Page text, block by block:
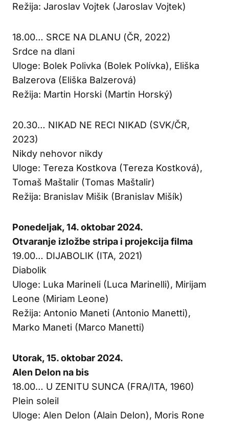
Režija: Jaroslav Vojtek (Jaroslav Vojtek)
18.00… SRCE NA DLANU (ČR, 2022)
Srdce na dlani
Uloge: Bolek Polivka (Bolek Polívka), Eliška
Balzerova (Eliška Balzerová)
Režija: Martin Horski (Martin Horský)
20.30… NIKAD NE RECI NIKAD (SVK/ČR,
2023)
Nikdy nehovor nikdy
Uloge: Tereza Kostkova (Tereza Kostková),
Tomaš Maštalir (Tomas Maštalir)
Režija: Branislav Mišik (Branislav Mišík)
Ponedeljak, 14. oktobar 2024.
Otvaranje izložbe stripa i projekcija filma
19.00… DIJABOLIK (ITA, 2021)
Diabolik
Uloge: Luka Marineli (Luca Marinelli), Mirijam
Leone (Miriam Leone)
Režija: Antonio Maneti (Antonio Manetti),
Marko Maneti (Marco Manetti)
Utorak, 15. oktobar 2024.
Alen Delon na bis
18.00… U ZENITU SUNCA (FRA/ITA, 1960)
Plein soleil
Uloge: Alen Delon (Alain Delon), Moris Rone